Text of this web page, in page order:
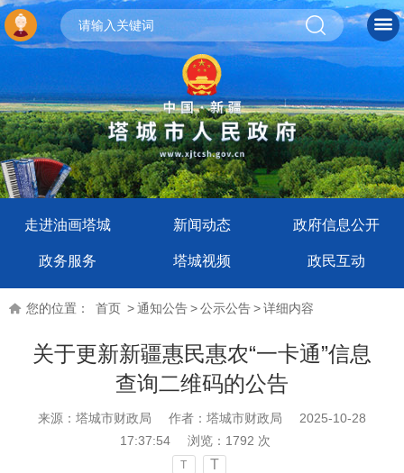
走进油画塔城 新闻动态 政府信息公开
政务服务 塔城视频 政民互动
您的位置： 首页 >通知公告>公示公告>详细内容
关于更新新疆惠民惠农“一卡通”信息
查询二维码的公告
来源：塔城市财政局 作者：塔城市财政局
2025-10-28
17:37:54
浏览： 1792 次
T T